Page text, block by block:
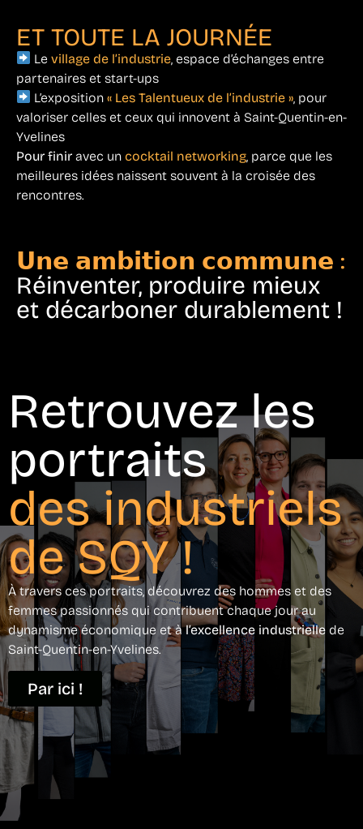
ET TOUTE LA JOURNÉE
Levillage de l’industrie , espace d’échanges entre
partenaires et start-ups
L’exposition« Les Talentueux de l’industrie » , pour
valoriser celles et ceux qui innovent à Saint-Quentin-en-
Yvelines
Pour finir avec un cocktail networking , parce que les
meilleures idées naissent souvent à la croisée des
rencontres.
𝗨𝗻𝗲 𝗮𝗺𝗯𝗶𝘁𝗶𝗼𝗻 𝗰𝗼𝗺𝗺𝘂𝗻𝗲 :
Réinventer, produire mieux
et décarboner durablement !
Retrouvez les
portraits
des industriels
de SQY !
À travers ces portraits, découvrez des hommes et des
femmes passionnés qui contribuent chaque jour au
dynamisme économique et àl’excellence industrielle de
Saint-Quentin-en-Yvelines.
Par ici !